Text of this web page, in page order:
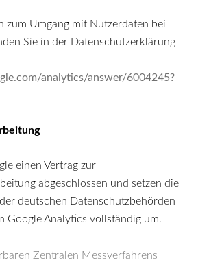
zum Umgang mit Nutzerdaten bei
Sie in der Datenschutzerklärung
analytics/answer/6004245?
einen Vertrag zur
abgeschlossen und setzen die
deutschen Datenschutzbehörden
Google Analytics vollständig um.
Zentralen Messverfahrens